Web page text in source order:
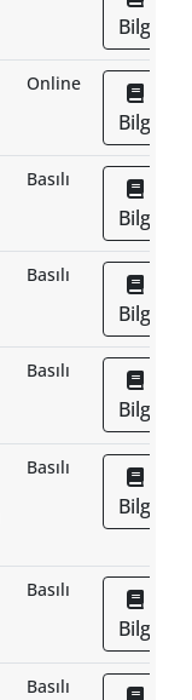
Bilgi
Online
Bilgi
Basılı
Bilgi
Basılı
Bilgi
Basılı
Bilgi
Basılı
Bilgi
Basılı
Bilgi
Basılı